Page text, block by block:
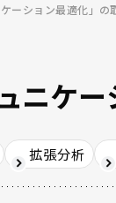
ーション最適化」
ニケ
拡張分析